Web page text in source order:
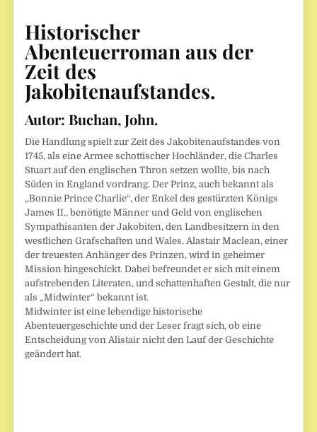
Historischer
Abenteuerroman aus der
Zeit des
Jakobitenaufstandes.
Autor: Buchan, John.
Die Handlung spielt zur Zeit des Jakobitenaufstandes von
1745, als eine Armee schottischer Hochländer, die Charles
Stuart auf den englischen Thron setzen wollte, bis nach
Süden in England vordrang. Der Prinz, auch bekannt als
„Bonnie Prince Charlie“, der Enkel des gestürzten Königs
James II., benötigte Männer und Geld von englischen
Sympathisanten der Jakobiten, den Landbesitzern in den
westlichen Grafschaften und Wales. Alastair Maclean, einer
der treuesten Anhänger des Prinzen, wird in geheimer
Mission hingeschickt. Dabei befreundet er sich mit einem
aufstrebenden Literaten, und schattenhaften Gestalt, die nur
als „Midwinter“ bekannt ist.
Midwinter ist eine lebendige historische
Abenteuergeschichte und der Leser fragt sich, ob eine
Entscheidung von Alistair nicht den Lauf der Geschichte
geändert hat.